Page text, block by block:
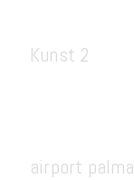
Kunst 2
airport palma